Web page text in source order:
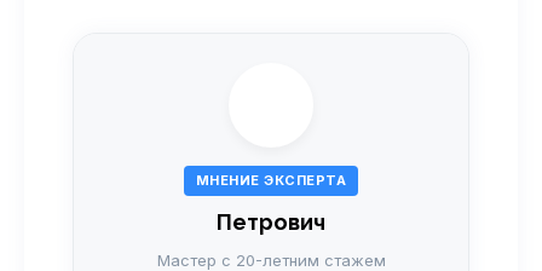
МНЕНИЕ ЭКСПЕРТА
Петрович
Мастер с 20-летним стажем